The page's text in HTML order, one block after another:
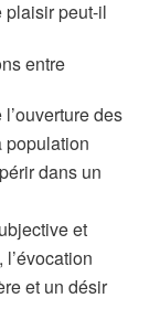
plaisir peut-il
entre
des
population
dans un
et
et un désir